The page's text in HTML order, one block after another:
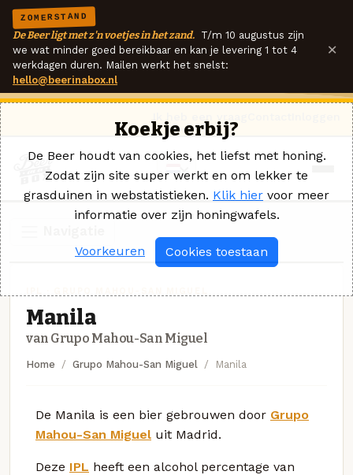
ZOMERSTAND
De Beer ligt met z'n voetjes in het zand. T/m 10 augustus zijn
we wat minder goed bereikbaar en kan je levering 1 tot 4
werkdagen duren. Mailen werkt het snelst:
hello@beerinabox.nl
×
Manila
van Grupo Mahou-San Miguel
Home Grupo Mahou-San Miguel Manila
De Manila is een bier gebrouwen door Grupo
Mahou-San Miguel uit Madrid.
Deze IPL heeft een alcohol percentage van
Koekje erbij?
De Beer houdt van cookies, het liefst met honing.
Zodat zijn site super werkt en om lekker te
grasduinen in webstatistieken. Klik hier voor meer
informatie over zijn honingwafels.
Voorkeuren Cookies toestaan